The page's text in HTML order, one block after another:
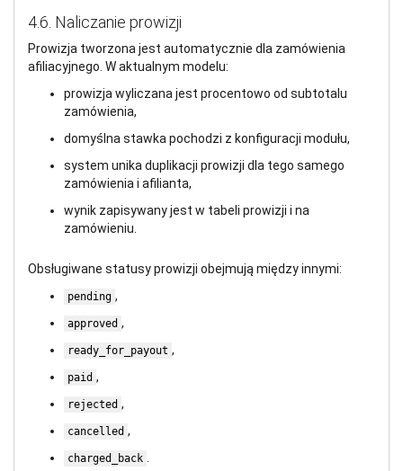
4.6. Naliczanie prowizji
Prowizja tworzona jest automatycznie dla zamówienia
afiliacyjnego. W aktualnym modelu:
prowizja wyliczana jest procentowo od subtotalu
zamówienia,
domyślna stawka pochodzi z konfiguracji modułu,
system unika duplikacji prowizji dla tego samego
zamówienia i afilianta,
wynik zapisywany jest w tabeli prowizji i na
zamówieniu.
Obsługiwane statusy prowizji obejmują między innymi:
pending ,
approved ,
ready_for_payout ,
paid ,
rejected ,
cancelled ,
charged_back